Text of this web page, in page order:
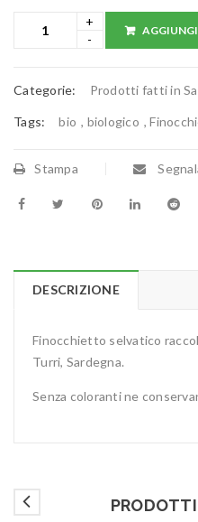
Categorie: Prodotti fatti in
Tags: bio , biologico ,
Stampa
DESCRIZIONE
Finocchietto selvatico
Turri, Sardegna.
Senza coloranti ne